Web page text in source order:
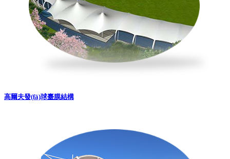
高爾夫發(fā)球臺膜結構